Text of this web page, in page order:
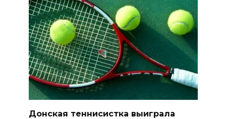
Донская теннисистка выиграла